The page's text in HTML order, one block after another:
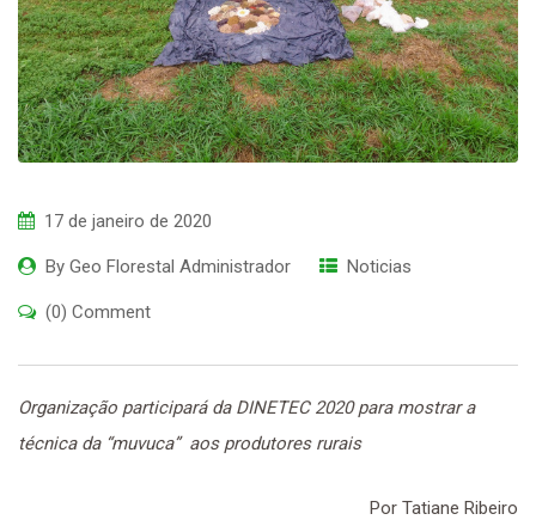
17 de janeiro de 2020
By Geo Florestal Administrador Noticias
(0) Comment
Organização participará da DINETEC 2020 para mostrar a
técnica da “muvuca” aos produtores rurais
Por Tatiane Ribeiro